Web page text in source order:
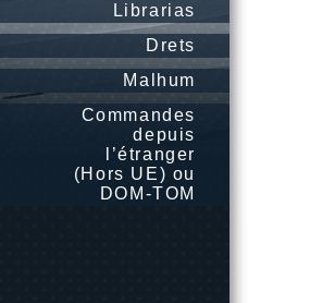
Librarias
Drets
Malhum
Commandes
depuis
l’étranger
(Hors UE) ou
DOM-TOM